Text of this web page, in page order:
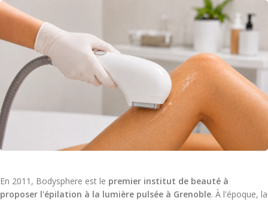
En 2011, Bodysphere est le premier institut de beauté à
proposer l'épilation à la lumière pulsée à Grenoble. À l'époque, la